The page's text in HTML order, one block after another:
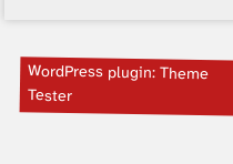
WordPress plugin: Theme
Tester